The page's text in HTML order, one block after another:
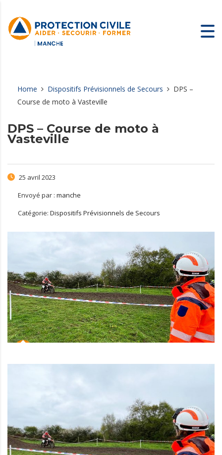
Home Dispositifs Prévisionnels de Secours
DPS –
Course de moto à Vasteville
DPS – Course de moto à
Vasteville
25 avril 2023
Envoyé par : manche
Catégorie: Dispositifs Prévisionnels de Secours